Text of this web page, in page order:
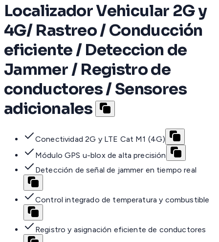
Localizador Vehicular 2G y
4G/ Rastreo / Conducción
eficiente / Deteccion de
Jammer / Registro de
conductores / Sensores
adicionales
Conectividad 2G y LTE Cat M1 (4G)
Módulo GPS u-blox de alta precisión
Detección de señal de jammer en tiempo real
Control integrado de temperatura y combustible
Registro y asignación eficiente de conductores